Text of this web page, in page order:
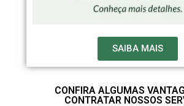
SAIBA MAIS
CONFIRA ALGUMAS
CONTRATAR NOSSOS